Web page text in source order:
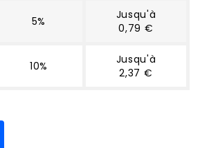
5%
Jusqu'à
0,79 €
10%
Jusqu'à
2,37 €